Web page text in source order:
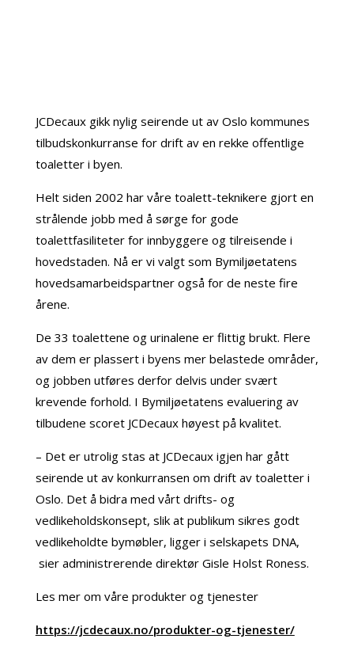
JCDecaux gikk nylig seirende ut av Oslo kommunes
tilbudskonkurranse for drift av en rekke offentlige
toaletter i byen.
Helt siden 2002 har våre toalett-teknikere gjort en
strålende jobb med å sørge for gode
toalettfasiliteter for innbyggere og tilreisende i
hovedstaden. Nå er vi valgt som Bymiljøetatens
hovedsamarbeidspartner også for de neste fire
årene.
De 33 toalettene og urinalene er flittig brukt. Flere
av dem er plassert i byens mer belastede områder,
og jobben utføres derfor delvis under svært
krevende forhold. I Bymiljøetatens evaluering av
tilbudene scoret JCDecaux høyest på kvalitet.
– Det er utrolig stas at JCDecaux igjen har gått
seirende ut av konkurransen om drift av toaletter i
Oslo. Det å bidra med vårt drifts- og
vedlikeholdskonsept, slik at publikum sikres godt
vedlikeholdte bymøbler, ligger i selskapets DNA,
sier administrerende direktør Gisle Holst Roness.
Les mer om våre produkter og tjenester
https://jcdecaux.no/produkter-og-tjenester/